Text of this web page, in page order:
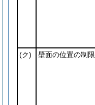
(ク)
壁面の位置の制限